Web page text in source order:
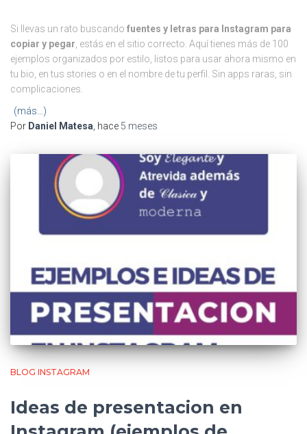
Si llevas un rato buscando fuentes y letras para Instagram para
copiar y pegar, estás en el sitio correcto. Aquí tienes más de 100
ejemplos organizados por estilo, listos para usar ahora mismo en
tu bio, en tus stories o en el nombre de tu perfil. Sin apps raras, sin
complicaciones.
(más…)
Por Daniel Matesa, hace 5 meses
BLOG INSTAGRAM
Ideas de presentacion en